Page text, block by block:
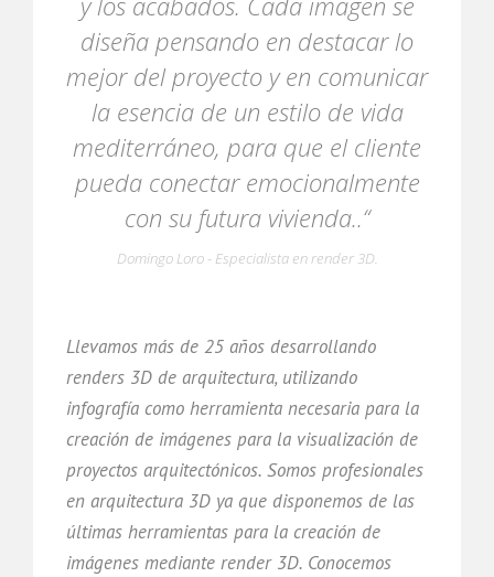
diseña pensando en destacar lo
mejor del proyecto y en comunicar
la esencia de un estilo de vida
mediterráneo, para que el cliente
pueda conectar emocionalmente
con su futura vivienda..“
Domingo Loro - Especialista en render 3D.
Llevamos más de 25 años desarrollando
renders 3D de arquitectura, utilizando
infografía como herramienta necesaria para la
creación de imágenes para la visualización de
proyectos arquitectónicos. Somos profesionales
en arquitectura 3D ya que disponemos de las
últimas herramientas para la creación de
imágenes mediante render 3D. Conocemos